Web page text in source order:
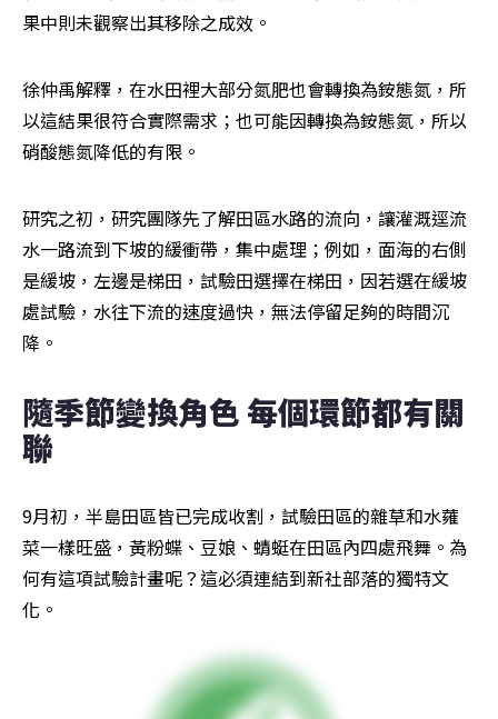
果中則未觀察出其移除之成效。
徐仲禹解釋，在水田裡大部分氮肥也會轉換為銨態氮，所
以這結果很符合實際需求；也可能因轉換為銨態氮，所以
硝酸態氮降低的有限。
研究之初，研究團隊先了解田區水路的流向，讓灌溉逕流
水一路流到下坡的緩衝帶，集中處理；例如，面海的右側
是緩坡，左邊是梯田，試驗田選擇在梯田，因若選在緩坡
處試驗，水往下流的速度過快，無法停留足夠的時間沉
降。
隨季節變換角色 每個環節都有關
聯
9月初，半島田區皆已完成收割，試驗田區的雜草和水蕹
菜一樣旺盛，黃粉蝶、豆娘、蜻蜓在田區內四處飛舞。為
何有這項試驗計畫呢？這必須連結到新社部落的獨特文
化。